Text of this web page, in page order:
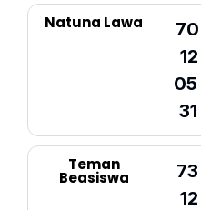
Natuna Lawa 70
12
05
31
Teman
Beasiswa 73
12